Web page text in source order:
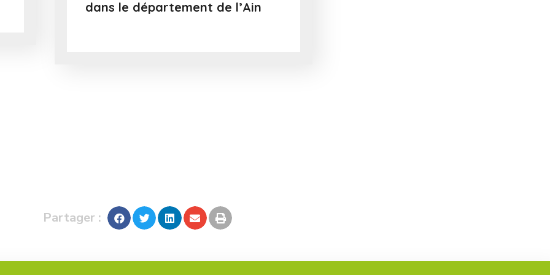
dans le département de l’Ain
Partager :